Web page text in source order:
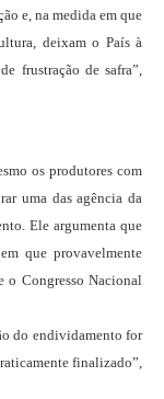
e, na medida em que
deixam o País à
frustração de safra”,
os produtores com
uma das agência da
Ele argumenta que
que provavelmente
o Congresso Nacional
do endividamento for
finalizado”,